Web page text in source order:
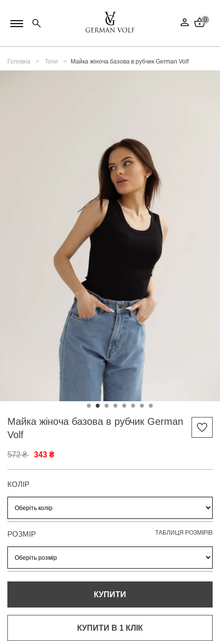
0
Головна Топи Майка жіноча базова в рубчик German Volf
Майка жіноча базова в рубчик German
Volf
572 ₴ 343 ₴
КОЛІР
РОЗМІР ТАБЛИЦЯ РОЗМІРІВ
КУПИТИ
КУПИТИ В 1 КЛIК